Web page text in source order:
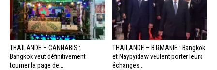
THAÏLANDE – CANNABIS :
Bangkok veut définitivement
tourner la page de...
THAÏLANDE – BIRMANIE : Bangkok
et Naypyidaw veulent porter leurs
échanges...